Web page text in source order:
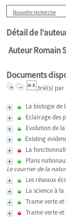
Nouvelle recherche
Détail de
Auteur Romain
Documents
trié(s) par
La biologie de
Eclairage des
Evolution de
Existing
La
Plans
Le courrier de la
Les réseaux
La science à
Trame verte et
Trame verte